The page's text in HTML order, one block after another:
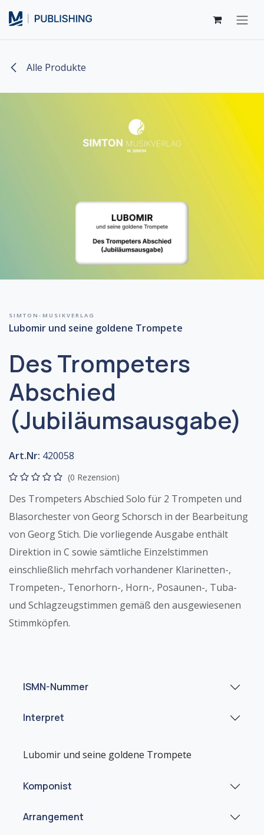
Alle Produkte
SIMTON-MUSIKVERLAG
Lubomir und seine goldene Trompete
Des Trompeters
Abschied
(Jubiläumsausgabe)
Art.Nr: 420058
(0 Rezension)
Des Trompeters Abschied Solo für 2 Trompeten und
Blasorchester von Georg Schorsch in der Bearbeitung
von Georg Stich. Die vorliegende Ausgabe enthält
Direktion in C sowie sämtliche Einzelstimmen
einschließlich mehrfach vorhandener Klarinetten-,
Trompeten-, Tenorhorn-, Horn-, Posaunen-, Tuba-
und Schlagzeugstimmen gemäß den ausgewiesenen
Stimmköpfen.
ISMN-Nummer
Interpret
Komponist
Arrangement